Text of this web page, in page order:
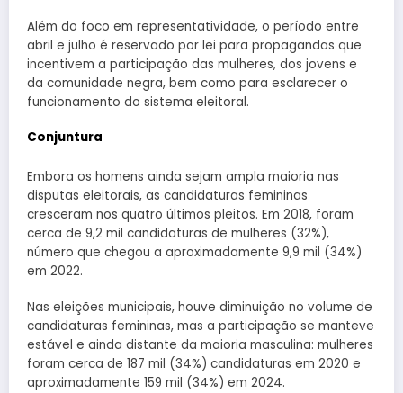
Além do foco em representatividade, o período entre
abril e julho é reservado por lei para propagandas que
incentivem a participação das mulheres, dos jovens e
da comunidade negra, bem como para esclarecer o
funcionamento do sistema eleitoral.
Conjuntura
Embora os homens ainda sejam ampla maioria nas
disputas eleitorais, as candidaturas femininas
cresceram nos quatro últimos pleitos. Em 2018, foram
cerca de 9,2 mil candidaturas de mulheres (32%),
número que chegou a aproximadamente 9,9 mil (34%)
em 2022.
Nas eleições municipais, houve diminuição no volume de
candidaturas femininas, mas a participação se manteve
estável e ainda distante da maioria masculina: mulheres
foram cerca de 187 mil (34%) candidaturas em 2020 e
aproximadamente 159 mil (34%) em 2024.